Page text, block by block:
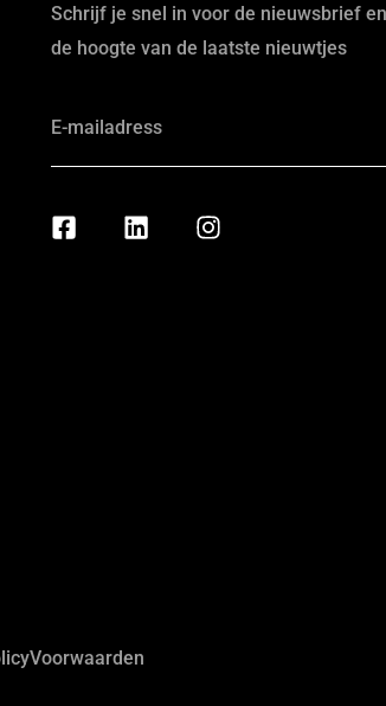
Schrijf je snel in voor de nieuwsbrief
de hoogte van de laatste nieuwtjes
Voorwaarden